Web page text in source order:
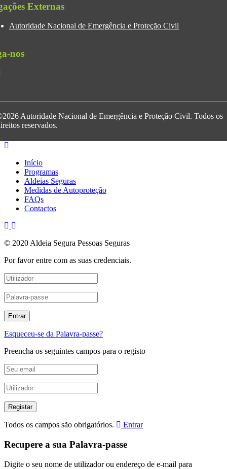
Externas
Autoridade Nacional de Emergência e Proteção Civil
nos
Autoridade Nacional de Emergência e Proteção Civil. Todos os
reservados.
Início
Programas
Aldeias Seguras
Medidas de Autoproteção
FAQs
Contactos
© 2020 Aldeia Segura Pessoas Seguras
Por favor entre com as suas credenciais.
Esqueceu-se da Palavra-passe?
Preencha os seguintes campos para o registo
Todos os campos são obrigatórios. Entrar
Recupere a sua Palavra-passe
Digite o seu nome de utilizador ou endereço de e-mail para